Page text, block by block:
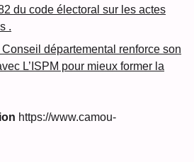
du code électoral sur les actes
.
départemental renforce son
L’ISPM pour mieux former la
https://www.camou-